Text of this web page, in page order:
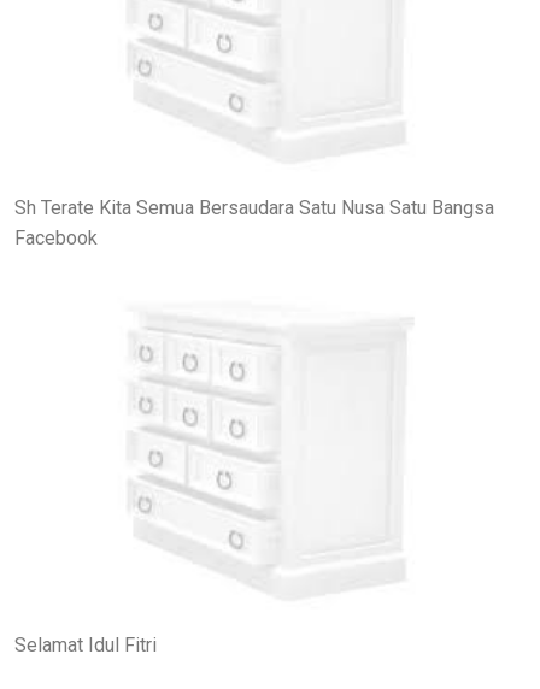
Sh Terate Kita Semua Bersaudara Satu Nusa Satu Bangsa
Facebook
Selamat Idul Fitri